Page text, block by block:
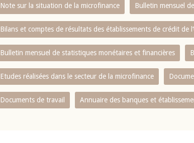
Note sur la situation de la microfinance Bulletin mensuel
Bilans et comptes de résultats des établissements de crédit de
Bulletin mensuel de statistiques monétaires et financières
Etudes réalisées dans le secteur de la microfinance
Documents de travail Annuaire des banques et